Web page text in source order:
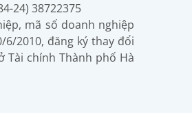
24) 38722375
mã số doanh nghiệp
6/2010, đăng ký thay đổi
Tài chính Thành phố Hà